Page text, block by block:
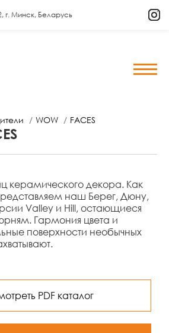
г. Минск, Беларусь
WOW FACES
керамического декора. Как
наш Берег, Дюну,
Valley и Hill, остающиеся
Гармония цвета и
поверхности необычных
PDF каталог